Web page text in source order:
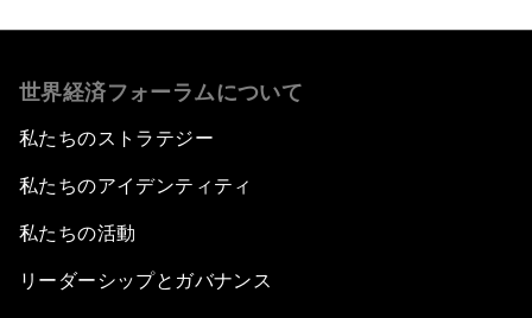
世界経済フォーラムについて
私たちのストラテジー
私たちのアイデンティティ
私たちの活動
リーダーシップとガバナンス